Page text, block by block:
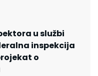
u službi
inspekcija
o